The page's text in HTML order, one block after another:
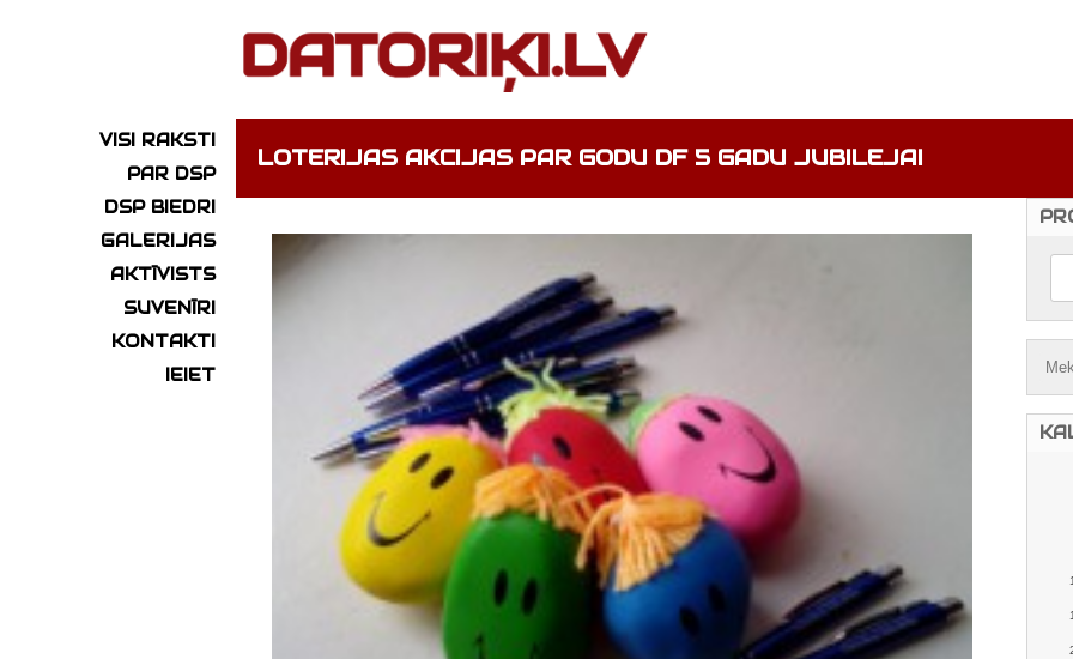
VISI RAKSTI
PAR DSP
DSP BIEDRI
GALERIJAS
AKTĪVISTS
SUVENĪRI
KONTAKTI
IEIET
LOTERIJAS AKCIJAS PAR GODU DF 5 GADU JUBILEJAI